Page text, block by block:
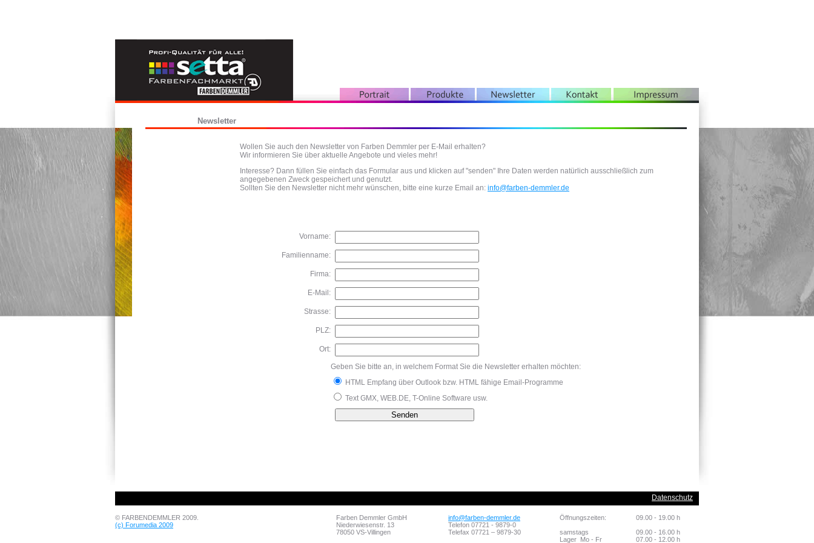
Newsletter
Wollen Sie auch den Newsletter von Farben Demmler per E-Mail erhalten?
Wir informieren Sie über aktuelle Angebote und vieles mehr!
Interesse? Dann füllen Sie einfach das Formular aus und klicken auf "senden" Ihre Daten werden natürlich ausschließlich zum
angegebenen Zweck gespeichert und genutzt.
Sollten Sie den Newsletter nicht mehr wünschen, bitte eine kurze Email an: info@farben-demmler.de
Vorname:
Familienname:
Firma:
E-Mail:
Strasse:
PLZ:
Ort:
Geben Sie bitte an, in welchem Format Sie die Newsletter erhalten möchten:
HTML Empfang über Outlook bzw. HTML fähige Email-Programme
Text GMX, WEB.DE, T-Online Software usw.
Datenschutz
© FARBENDEMMLER 2009.
(c) Forumedia 2009
Farben Demmler GmbH
Niederwiesenstr. 13
78050 VS-Villingen
info@farben-demmler.de
Telefon 07721 - 9879-0
Telefax 07721 – 9879-30
Öffnungszeiten:
09.00 - 19.00 h
samstags
09.00 - 16.00 h
Lager Mo - Fr
07.00 - 12.00 h